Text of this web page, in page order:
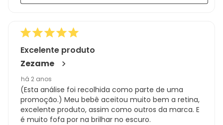
Excelente produto
Zezame
há 2 anos
(Esta análise foi recolhida como parte de uma
promoção.) Meu bebê aceitou muito bem a retina,
excelente produto, assim como outros da marca. E
é muito fofa por na brilhar no escuro.